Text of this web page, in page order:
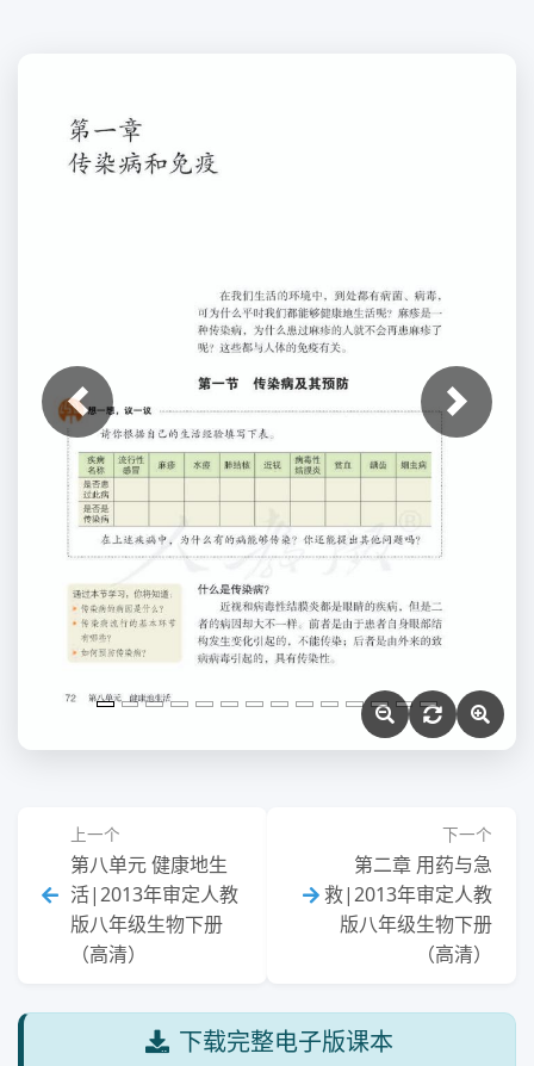
上一张 下一张
上一个
第八单元 健康地生
活|2013年审定人教
版八年级生物下册
（高清）
下一个
第二章 用药与急
救|2013年审定人教
版八年级生物下册
（高清）
下载完整电子版课本